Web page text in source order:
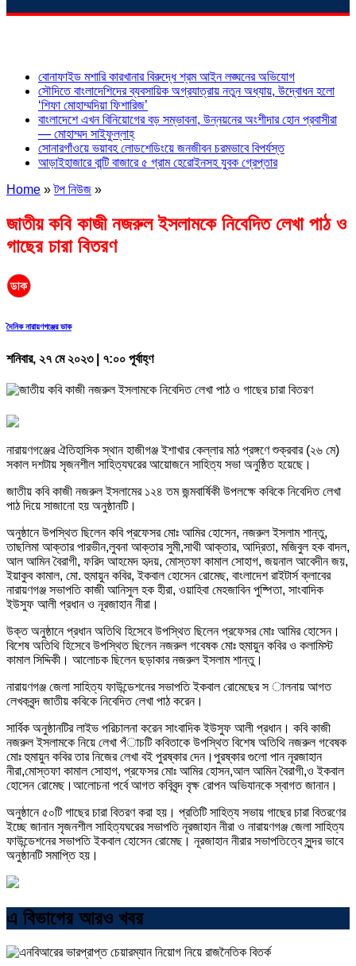
বোনাফাইড মশারি কারখানার বিরুদ্ধে শ্রম আইন লঙ্ঘনের অভিযোগ
সৌদিতে বাংলাদেশিদের ব্যবসায়িক অগ্রযাত্রায় নতুন অধ্যায়, উদ্বোধন হলো
‘শিফা মোহাম্মদিয়া ফিশারিজ’
বাংলাদেশে এখন বিনিয়োগের বড় সম্ভাবনা, উন্নয়নের অংশীদার হোন প্রবাসীরা
— মোহাম্মদ সাইফুল্লাহ্
সোনারগাঁওয়ে ভয়াবহ লোডশেডিংয়ে জনজীবন চরমভাবে বিপর্যস্ত
আড়াইহাজারে বান্টি বাজারে ৫ গ্রাম হেরোইনসহ যুবক গ্রেপ্তার
Home »টপ নিউজ »
জাতীয় কবি কাজী নজরুল ইসলামকে নিবেদিত লেখা পাঠ ও
গাছের চারা বিতরণ
দৈনিক নারায়ণগঞ্জের ডাক
শনিবার, ২৭ মে ২০২৩ | ৭:০০ পূর্বাহ্ণ
নারায়ণগঞ্জের ঐতিহাসিক স্থান হাজীগঞ্জ ইশাখার কেল্লার মাঠ প্রঙ্গণে শুক্রবার (২৬ মে)
সকাল দশটায় সৃজনশীল সাহিত্যঘরের আয়োজনে সাহিত্য সভা অনুষ্ঠিত হয়েছে।
জাতীয় কবি কাজী নজরুল ইসলামের ১২৪ তম জন্মবার্ষিকী উপলক্ষে কবিকে নিবেদিত লেখা
পাঠ দিয়ে সাজানো হয় অনুষ্ঠানটি।
অনুষ্ঠানে উপস্থিত ছিলেন কবি প্রফেসর মোঃ আমির হোসেন, নজরুল ইসলাম শান্তু,
তাছলিমা আক্তার পারভীন,লুবনা আক্তার সুমী,সাথী আক্তার, আদ্রিতা, মজিবুল হক বাদল,
আল আমিন বৈরাগী, ফরিদ আহমেদ হৃদয়, মোস্তফা কামাল সোহাগ, জয়নাল আবেদীন জয়,
ইয়াকুব কামাল, মো. হুমায়ুন কবির, ইকবাল হোসেন রোমেছ, বাংলাদেশ রাইটার্স ক্লাবের
নারায়ণগঞ্জ সভাপতি কাজী আনিসুল হক হীরা, ওয়াহিবা মেহজাবিন পুষ্পিতা, সাংবাদিক
ইউসুফ আলী প্রধান ও নূরজাহান নীরা।
উক্ত অনুষ্ঠানে প্রধান অতিথি হিসেবে উপস্থিত ছিলেন প্রফেসর মোঃ আমির হোসেন।
বিশেষ অতিথি হিসেবে উপস্থিত ছিলেন নজরুল গবেষক মোঃ হুমায়ুন কবির ও কলামিস্ট
কামাল সিদ্দিকী। আলোচক ছিলেন ছড়াকার নজরুল ইসলাম শান্তু।
নারায়ণগঞ্জ জেলা সাহিত্য ফাউন্ডেশনের সভাপতি ইকবাল রোমেছের স ালনায় আগত
লেখকবৃন্দ জাতীয় কবিকে নিবেদিত লেখা পাঠ করেন।
সার্বিক অনুষ্ঠানটির লাইভ পরিচালনা করেন সাংবাদিক ইউসুফ আলী প্রধান। কবি কাজী
নজরুল ইসলামকে নিয়ে লেখা পঁাচটি কবিতাকে উপস্থিত বিশেষ অতিথি নজরুল গবেষক
মোঃ হুমায়ুন কবির তার নিজের লেখা বই পুরষ্কার দেন।পুরষ্কার গুলো পান নূরজাহান
নীরা,মোস্তফা কামাল সোহাগ, প্রফেসর মোঃ আমির হোসন,আল আমিন বৈরাগী,ও ইকবাল
হোসেন রোমেছ।আলোচনা পর্বে আগত কবিবৃন্দ বৃক্ষ রোপন অভিযানকে স্বাগত জানান।
অনুষ্ঠানে ৫০টি গাছের চারা বিতরণ করা হয়। প্রতিটি সাহিত্য সভায় গাছের চারা বিতরণের
ইচ্ছে জানান সৃজনশীল সাহিত্যঘরের সভাপতি নূরজাহান নীরা ও নারায়ণগঞ্জ জেলা সাহিত্য
ফাউন্ডেশনের সভাপতি ইকবাল হোসেন রোমেছ। নূরজাহান নীরার সভাপতিত্বে সুন্দর ভাবে
অনুষ্ঠানটি সমাপ্তি হয়।
এ বিভাগের আরও খবর